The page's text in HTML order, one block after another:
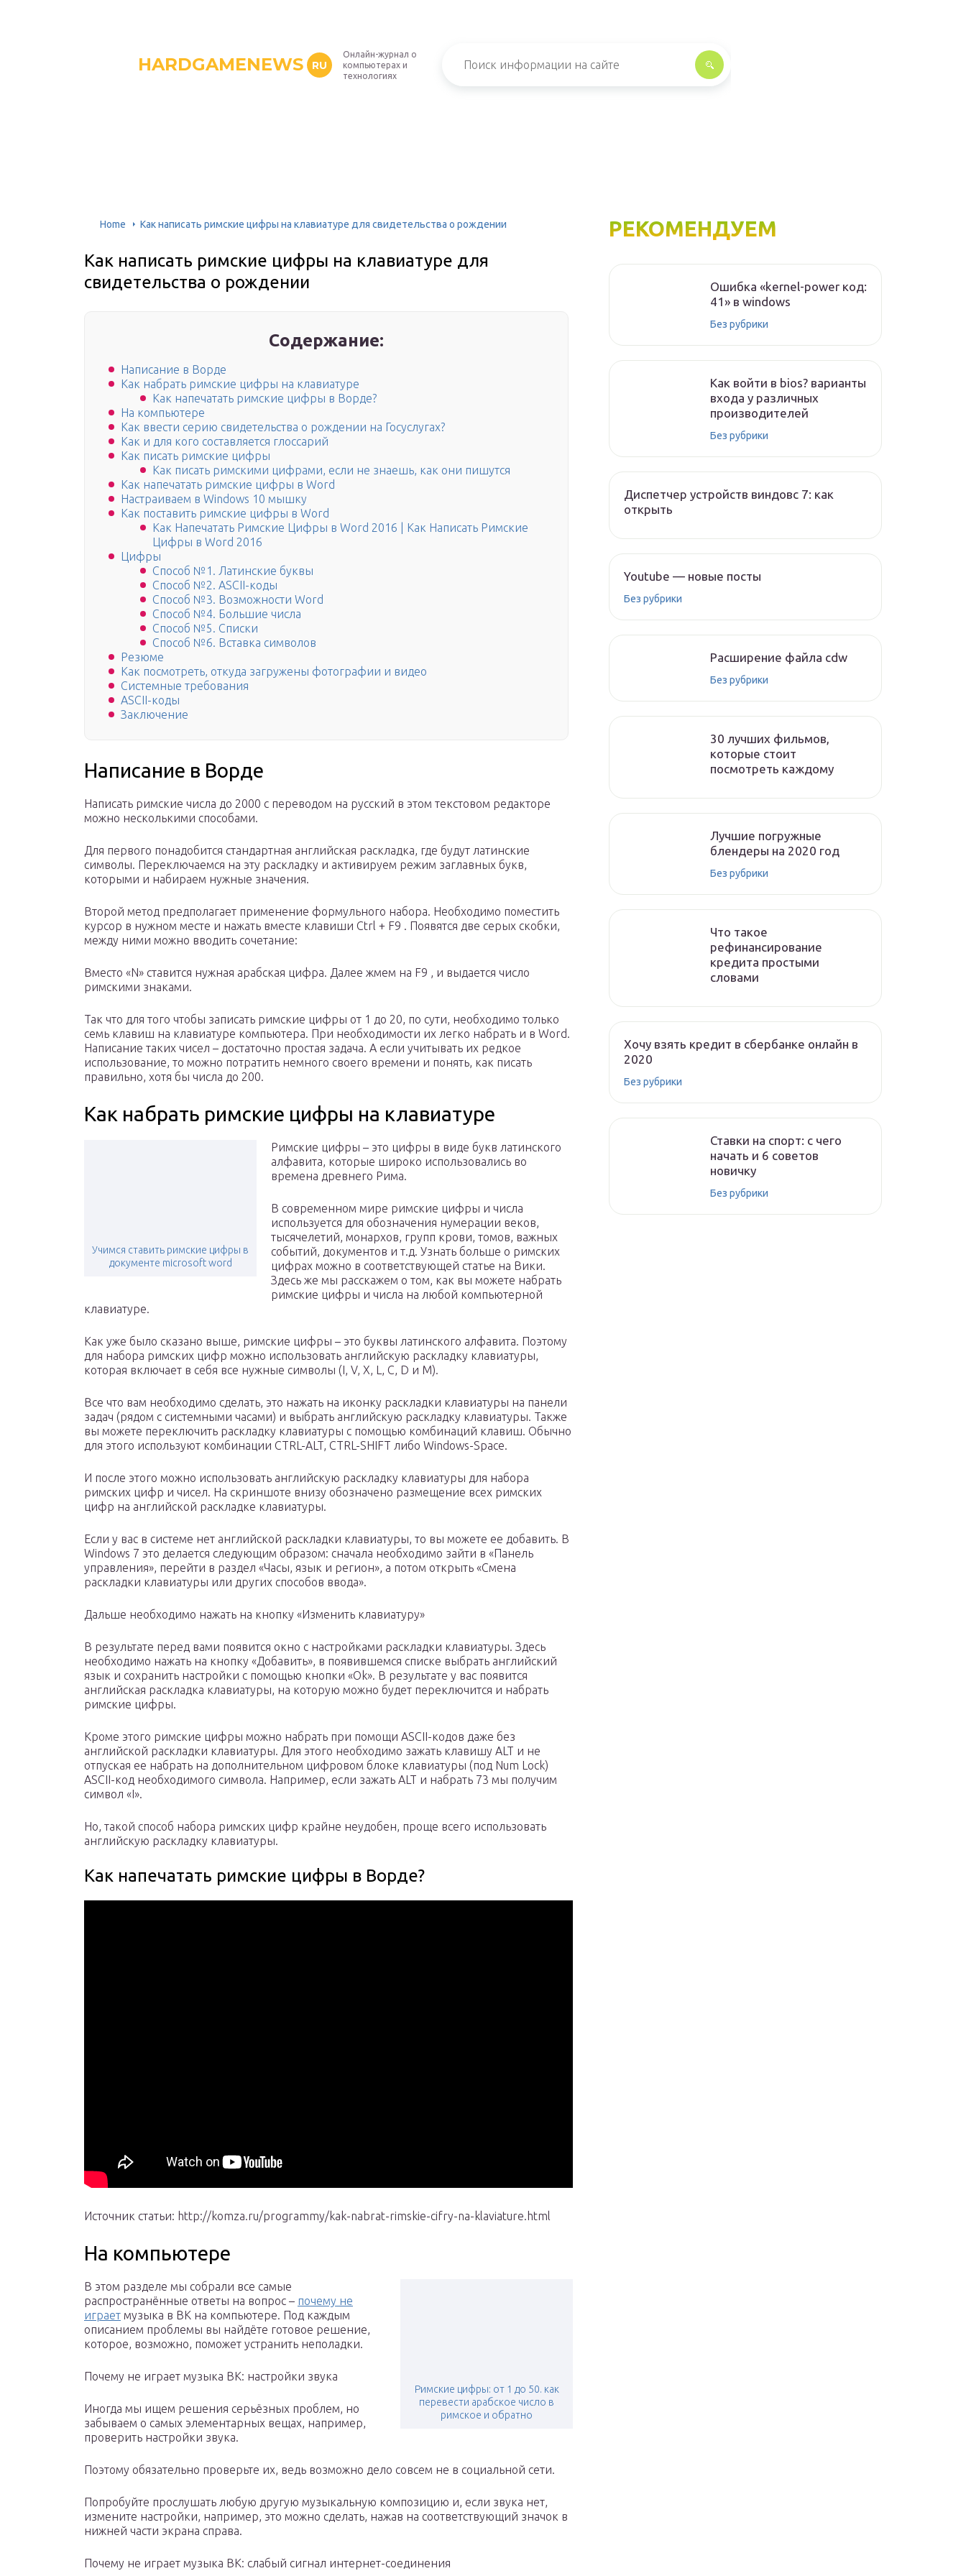
HARDGAMENEWS RU
Онлайн-журнал о
компьютерах и
технологиях
Home Как написать римские цифры на клавиатуре для свидетельства о рождении
Как написать римские цифры на клавиатуре для
свидетельства о рождении
Содержание:
Написание в Ворде
Как набрать римские цифры на клавиатуре
Как напечатать римские цифры в Ворде?
На компьютере
Как ввести серию свидетельства о рождении на Госуслугах?
Как и для кого составляется глоссарий
Как писать римские цифры
Как писать римскими цифрами, если не знаешь, как они пишутся
Как напечатать римские цифры в Word
Настраиваем в Windows 10 мышку
Как поставить римские цифры в Word
Как Напечатать Римские Цифры в Word 2016 | Как Написать Римские
Цифры в Word 2016
Цифры
Способ №1. Латинские буквы
Способ №2. ASCII-коды
Способ №3. Возможности Word
Способ №4. Большие числа
Способ №5. Списки
Способ №6. Вставка символов
Резюме
Как посмотреть, откуда загружены фотографии и видео
Системные требования
ASCII-коды
Заключение
Написание в Ворде
Написать римские числа до 2000 с переводом на русский в этом текстовом редакторе
можно несколькими способами.
Для первого понадобится стандартная английская раскладка, где будут латинские
символы. Переключаемся на эту раскладку и активируем режим заглавных букв,
которыми и набираем нужные значения.
Второй метод предполагает применение формульного набора. Необходимо поместить
курсор в нужном месте и нажать вместе клавиши Ctrl + F9 . Появятся две серых скобки,
между ними можно вводить сочетание:
Вместо «N» ставится нужная арабская цифра. Далее жмем на F9 , и выдается число
римскими знаками.
Так что для того чтобы записать римские цифры от 1 до 20, по сути, необходимо только
семь клавиш на клавиатуре компьютера. При необходимости их легко набрать и в Word.
Написание таких чисел – достаточно простая задача. А если учитывать их редкое
использование, то можно потратить немного своего времени и понять, как писать
правильно, хотя бы числа до 200.
Как набрать римские цифры на клавиатуре
Учимся ставить римские цифры в
документе microsoft word
Римские цифры – это цифры в виде букв латинского
алфавита, которые широко использовались во
времена древнего Рима.
В современном мире римские цифры и числа
используется для обозначения нумерации веков,
тысячелетий, монархов, групп крови, томов, важных
событий, документов и т.д. Узнать больше о римских
цифрах можно в соответствующей статье на Вики.
Здесь же мы расскажем о том, как вы можете набрать
римские цифры и числа на любой компьютерной
клавиатуре.
Как уже было сказано выше, римские цифры – это буквы латинского алфавита. Поэтому
для набора римских цифр можно использовать английскую раскладку клавиатуры,
которая включает в себя все нужные символы (I, V, X, L, C, D и M).
Все что вам необходимо сделать, это нажать на иконку раскладки клавиатуры на панели
задач (рядом с системными часами) и выбрать английскую раскладку клавиатуры. Также
вы можете переключить раскладку клавиатуры с помощью комбинаций клавиш. Обычно
для этого используют комбинации CTRL-ALT, CTRL-SHIFT либо Windows-Space.
И после этого можно использовать английскую раскладку клавиатуры для набора
римских цифр и чисел. На скриншоте внизу обозначено размещение всех римских
цифр на английской раскладке клавиатуры.
Если у вас в системе нет английской раскладки клавиатуры, то вы можете ее добавить. В
Windows 7 это делается следующим образом: сначала необходимо зайти в «Панель
управления», перейти в раздел «Часы, язык и регион», а потом открыть «Смена
раскладки клавиатуры или других способов ввода».
Дальше необходимо нажать на кнопку «Изменить клавиатуру»
В результате перед вами появится окно с настройками раскладки клавиатуры. Здесь
необходимо нажать на кнопку «Добавить», в появившемся списке выбрать английский
язык и сохранить настройки с помощью кнопки «Ok». В результате у вас появится
английская раскладка клавиатуры, на которую можно будет переключится и набрать
римские цифры.
Кроме этого римские цифры можно набрать при помощи ASCII-кодов даже без
английской раскладки клавиатуры. Для этого необходимо зажать клавишу ALT и не
отпуская ее набрать на дополнительном цифровом блоке клавиатуры (под Num Lock)
ASCII-код необходимого символа. Например, если зажать ALT и набрать 73 мы получим
символ «I».
Но, такой способ набора римских цифр крайне неудобен, проще всего использовать
английскую раскладку клавиатуры.
Как напечатать римские цифры в Ворде?
Источник статьи: http://komza.ru/programmy/kak-nabrat-rimskie-cifry-na-klaviature.html
На компьютере
Римские цифры: от 1 до 50. как
перевести арабское число в
римское и обратно
В этом разделе мы собрали все самые
распространённые ответы на вопрос – почему не
играет музыка в ВК на компьютере. Под каждым
описанием проблемы вы найдёте готовое решение,
которое, возможно, поможет устранить неполадки.
Почему не играет музыка ВК: настройки звука
Иногда мы ищем решения серьёзных проблем, но
забываем о самых элементарных вещах, например,
проверить настройки звука.
Поэтому обязательно проверьте их, ведь возможно дело совсем не в социальной сети.
Попробуйте прослушать любую другую музыкальную композицию и, если звука нет,
измените настройки, например, это можно сделать, нажав на соответствующий значок в
нижней части экрана справа.
Почему не играет музыка ВК: слабый сигнал интернет-соединения
РЕКОМЕНДУЕМ
Ошибка «kernel-power код:
41» в windows
Без рубрики
Как войти в bios? варианты
входа у различных
производителей
Без рубрики
Диспетчер устройств виндовс 7: как
открыть
Youtube — новые посты
Без рубрики
Расширение файла cdw
Без рубрики
30 лучших фильмов,
которые стоит
посмотреть каждому
Лучшие погружные
блендеры на 2020 год
Без рубрики
Что такое
рефинансирование
кредита простыми
словами
Хочу взять кредит в сбербанке онлайн в
2020
Без рубрики
Ставки на спорт: с чего
начать и 6 советов
новичку
Без рубрики